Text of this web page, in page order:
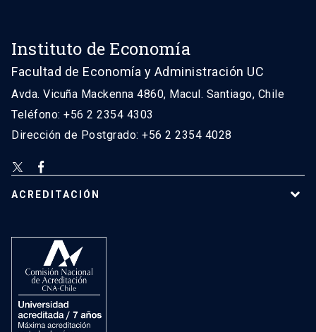
Instituto de Economía
Facultad de Economía y Administración UC
Avda. Vicuña Mackenna 4860, Macul. Santiago, Chile
Teléfono: +56 2 2354 4303
Dirección de Postgrado: +56 2 2354 4028
ACREDITACIÓN